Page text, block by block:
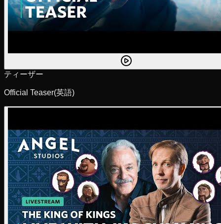
ティーザー
Official Teaser(英語)